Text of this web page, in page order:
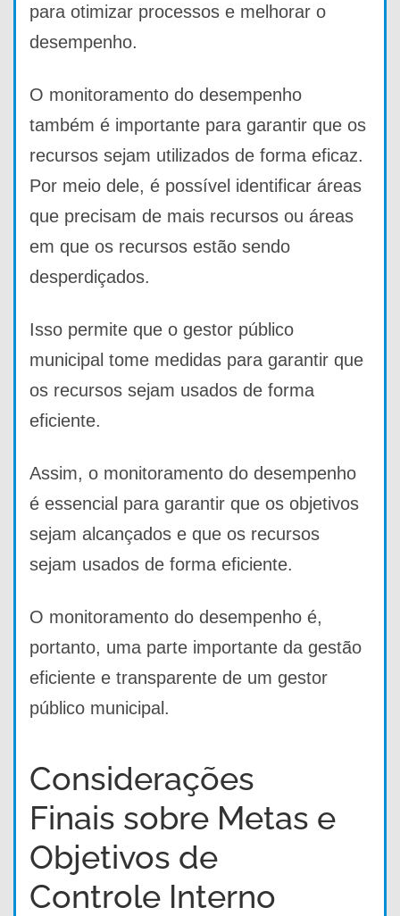
para otimizar processos e melhorar o
desempenho.
O monitoramento do desempenho
também é importante para garantir que os
recursos sejam utilizados de forma eficaz.
Por meio dele, é possível identificar áreas
que precisam de mais recursos ou áreas
em que os recursos estão sendo
desperdiçados.
Isso permite que o gestor público
municipal tome medidas para garantir que
os recursos sejam usados de forma
eficiente.
Assim, o monitoramento do desempenho
é essencial para garantir que os objetivos
sejam alcançados e que os recursos
sejam usados de forma eficiente.
O monitoramento do desempenho é,
portanto, uma parte importante da gestão
eficiente e transparente de um gestor
público municipal.
Considerações
Finais sobre Metas e
Objetivos de
Controle Interno